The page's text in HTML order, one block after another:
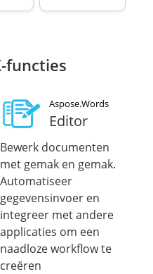
functies
Aspose.Words
Editor
Bewerk documenten
met gemak en gemak.
Automatiseer
gegevensinvoer en
integreer met andere
applicaties om een
naadloze workflow te
creëren